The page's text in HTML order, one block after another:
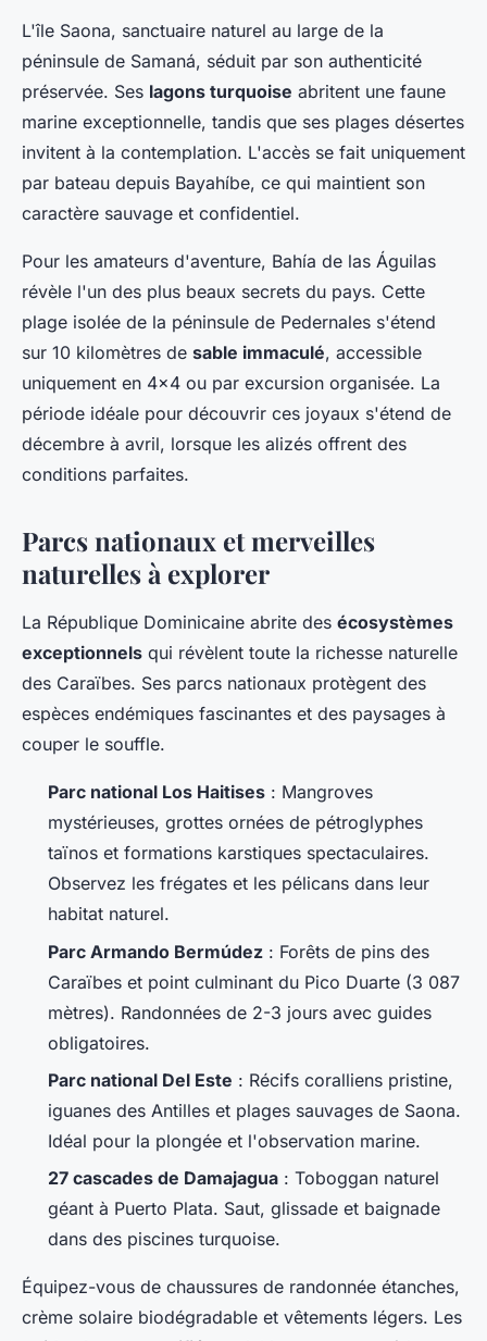
L'île Saona, sanctuaire naturel au large de la
péninsule de Samaná, séduit par son authenticité
préservée. Ses lagons turquoise abritent une faune
marine exceptionnelle, tandis que ses plages désertes
invitent à la contemplation. L'accès se fait uniquement
par bateau depuis Bayahíbe, ce qui maintient son
caractère sauvage et confidentiel.
Pour les amateurs d'aventure, Bahía de las Águilas
révèle l'un des plus beaux secrets du pays. Cette
plage isolée de la péninsule de Pedernales s'étend
sur 10 kilomètres de sable immaculé, accessible
uniquement en 4x4 ou par excursion organisée. La
période idéale pour découvrir ces joyaux s'étend de
décembre à avril, lorsque les alizés offrent des
conditions parfaites.
Parcs nationaux et merveilles
naturelles à explorer
La République Dominicaine abrite des écosystèmes
exceptionnels qui révèlent toute la richesse naturelle
des Caraïbes. Ses parcs nationaux protègent des
espèces endémiques fascinantes et des paysages à
couper le souffle.
Parc national Los Haitises : Mangroves
mystérieuses, grottes ornées de pétroglyphes
taïnos et formations karstiques spectaculaires.
Observez les frégates et les pélicans dans leur
habitat naturel.
Parc Armando Bermúdez : Forêts de pins des
Caraïbes et point culminant du Pico Duarte (3 087
mètres). Randonnées de 2-3 jours avec guides
obligatoires.
Parc national Del Este : Récifs coralliens pristine,
iguanes des Antilles et plages sauvages de Saona.
Idéal pour la plongée et l'observation marine.
27 cascades de Damajagua : Toboggan naturel
géant à Puerto Plata. Saut, glissade et baignade
dans des piscines turquoise.
Équipez-vous de chaussures de randonnée étanches,
crème solaire biodégradable et vêtements légers. Les